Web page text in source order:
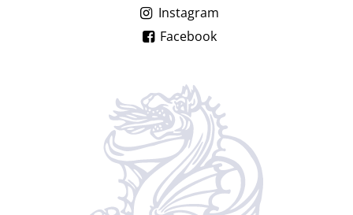
Instagram
Facebook